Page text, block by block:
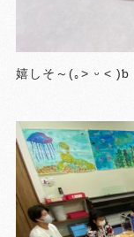
嬉しそ～(｡˃ ᵕ ˂ )ƅ